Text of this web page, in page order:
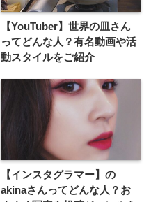
【YouTuber】世界の皿さん
ってどんな⼈？有名動画や活
動スタイルをご紹介
【インスタグラマー】の
akinaさんってどんな人？お